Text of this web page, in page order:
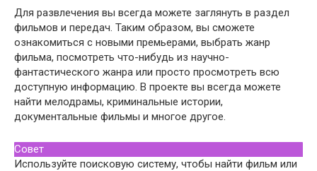
Для развлечения вы всегда можете заглянуть в раздел
фильмов и передач. Таким образом, вы сможете
ознакомиться с новыми премьерами, выбрать жанр
фильма, посмотреть что-нибудь из научно-
фантастического жанра или просто просмотреть всю
доступную информацию. В проекте вы всегда можете
найти мелодрамы, криминальные истории,
документальные фильмы и многое другое.
Совет
Используйте поисковую систему, чтобы найти фильм или